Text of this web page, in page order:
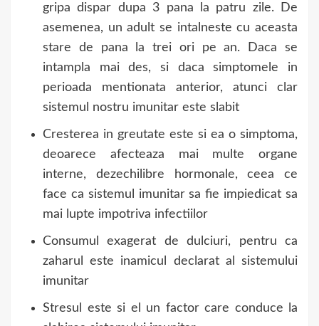
gripa dispar dupa 3 pana la patru zile. De
asemenea, un adult se intalneste cu aceasta
stare de pana la trei ori pe an. Daca se
intampla mai des, si daca simptomele in
perioada mentionata anterior, atunci clar
sistemul nostru imunitar este slabit
Cresterea in greutate este si ea o simptoma,
deoarece afecteaza mai multe organe
interne, dezechilibre hormonale, ceea ce
face ca sistemul imunitar sa fie impiedicat sa
mai lupte impotriva infectiilor
Consumul exagerat de dulciuri, pentru ca
zaharul este inamicul declarat al sistemului
imunitar
Stresul este si el un factor care conduce la